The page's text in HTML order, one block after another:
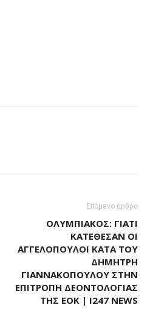
Επόμενο άρθρο
ΟΛΥΜΠΙΑΚΌΣ: ΓΙΑΤΊ
ΚΑΤΈΘΕΣΑΝ ΟΙ
ΑΓΓΕΛΌΠΟΥΛΟΙ ΚΑΤΆ ΤΟΥ
ΔΗΜΉΤΡΗ
ΓΙΑΝΝΑΚΌΠΟΥΛΟΥ ΣΤΗΝ
ΕΠΙΤΡΟΠΉ ΔΕΟΝΤΟΛΟΓΊΑΣ
ΤΗΣ ΕΟΚ | I247 NEWS